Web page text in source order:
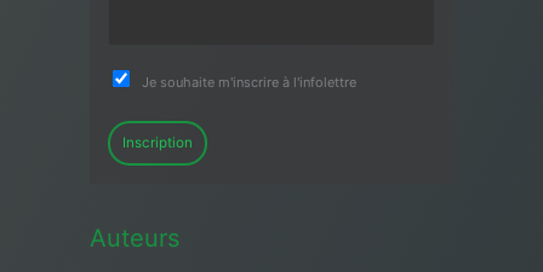
Je souhaite m'inscrire à l'infolettre
Inscription
Auteurs